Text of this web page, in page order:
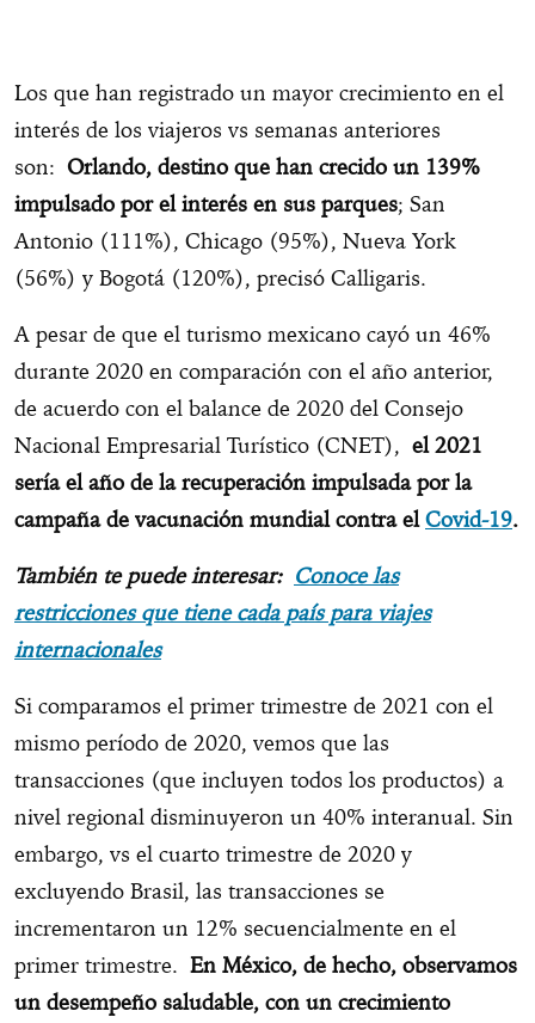
Los que han registrado un mayor crecimiento en el
interés de los viajeros vs semanas anteriores
son: Orlando, destino que han crecido un 139%
impulsado por el interés en sus parques; San
Antonio (111%), Chicago (95%), Nueva York
(56%) y Bogotá (120%), precisó Calligaris.
A pesar de que el turismo mexicano cayó un 46%
durante 2020 en comparación con el año anterior,
de acuerdo con el balance de 2020 del Consejo
Nacional Empresarial Turístico (CNET), el 2021
sería el año de la recuperación impulsada por la
campaña de vacunación mundial contra elCovid-19.
También te puede interesar: Conoce las
restricciones que tiene cada país para viajes
internacionales
Si comparamos el primer trimestre de 2021 con el
mismo período de 2020, vemos que las
transacciones (que incluyen todos los productos) a
nivel regional disminuyeron un 40% interanual. Sin
embargo, vs el cuarto trimestre de 2020 y
excluyendo Brasil, las transacciones se
incrementaron un 12% secuencialmente en el
primer trimestre. En México, de hecho, observamos
un desempeño saludable, con un crecimiento